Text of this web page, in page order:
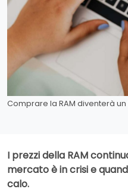
Comprare la RAM diventerà
I prezzi della RAM
mercato è in crisi e
calo.